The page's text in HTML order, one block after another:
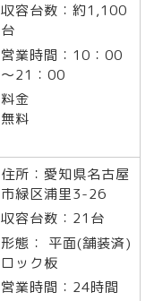
収容台数：約1,100
台
営業時間：10：00
～21：00
料金
無料
住所：愛知県名古屋
市緑区浦里3-26
収容台数：21台
形態： 平面(舗装済)
ロック板
営業時間：24時間